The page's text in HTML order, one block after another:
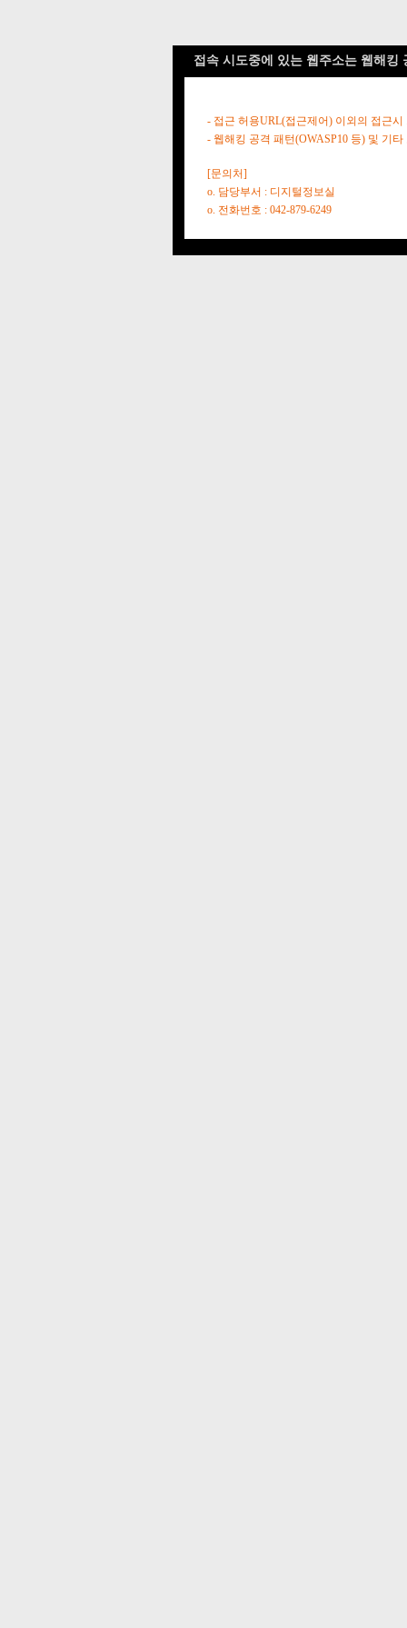
접속 시도중에 있는 웹주소는 웹해킹
- 접근 허용URL(접근제어) 이외의 접근시
- 웹해킹 공격 패턴(OWASP10 등) 및 기
[문의처]
o. 담당부서 : 디지털정보실
o. 전화번호 : 042-879-6249